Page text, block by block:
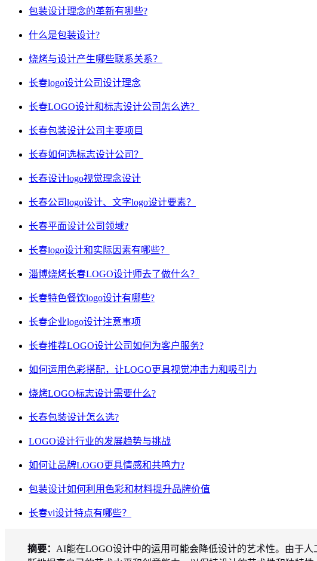
包装设计理念的革新有哪些?
什么是包装设计?
烧烤与设计产生哪些联系关系？
长春logo设计公司设计理念
长春LOGO设计和标志设计公司怎么选？
长春包装设计公司主要项目
长春如何选标志设计公司？
长春设计logo视觉理念设计
长春公司logo设计、文字logo设计要素？
长春平面设计公司领域?
长春logo设计和实际因素有哪些？
淄博烧烤长春LOGO设计师去了做什么？
长春特色餐饮logo设计有哪些?
长春企业logo设计注意事项
长春推荐LOGO设计公司如何为客户服务?
如何运用色彩搭配，让LOGO更具视觉冲击力和吸引力
烧烤LOGO标志设计需要什么?
长春包装设计怎么选?
LOGO设计行业的发展趋势与挑战
如何让品牌LOGO更具情感和共鸣力?
包装设计如何利用色彩和材料提升品牌价值
长春vi设计特点有哪些？
摘要： AI能在LOGO设计中的运用可能会降低设计的艺术性。由于